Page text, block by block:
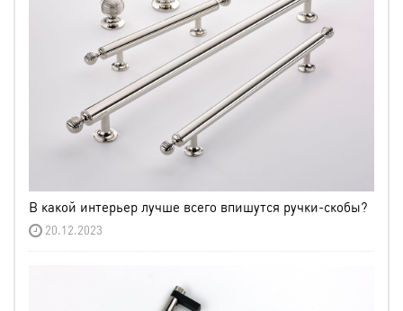
В какой интерьер лучше всего впишутся ручки-скобы?
20.12.2023